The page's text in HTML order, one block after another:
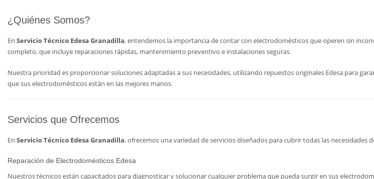
¿Quiénes Somos?
En Servicio Técnico Edesa Granadilla, entendemos la importancia de contar con electrodomésticos que operen sin
completo, que incluye reparaciones rápidas, mantenimiento preventivo e instalaciones seguras.
Nuestra prioridad es proporcionar soluciones adaptadas a sus necesidades, utilizando repuestos originales Edesa para
que sus electrodomésticos están en las mejores manos.
Servicios que Ofrecemos
En Servicio Técnico Edesa Granadilla, ofrecemos una variedad de servicios diseñados para cubrir todas las necesidades
Reparación de Electrodomésticos Edesa
Nuestros técnicos están capacitados para diagnosticar y solucionar cualquier problema que pueda surgir en sus